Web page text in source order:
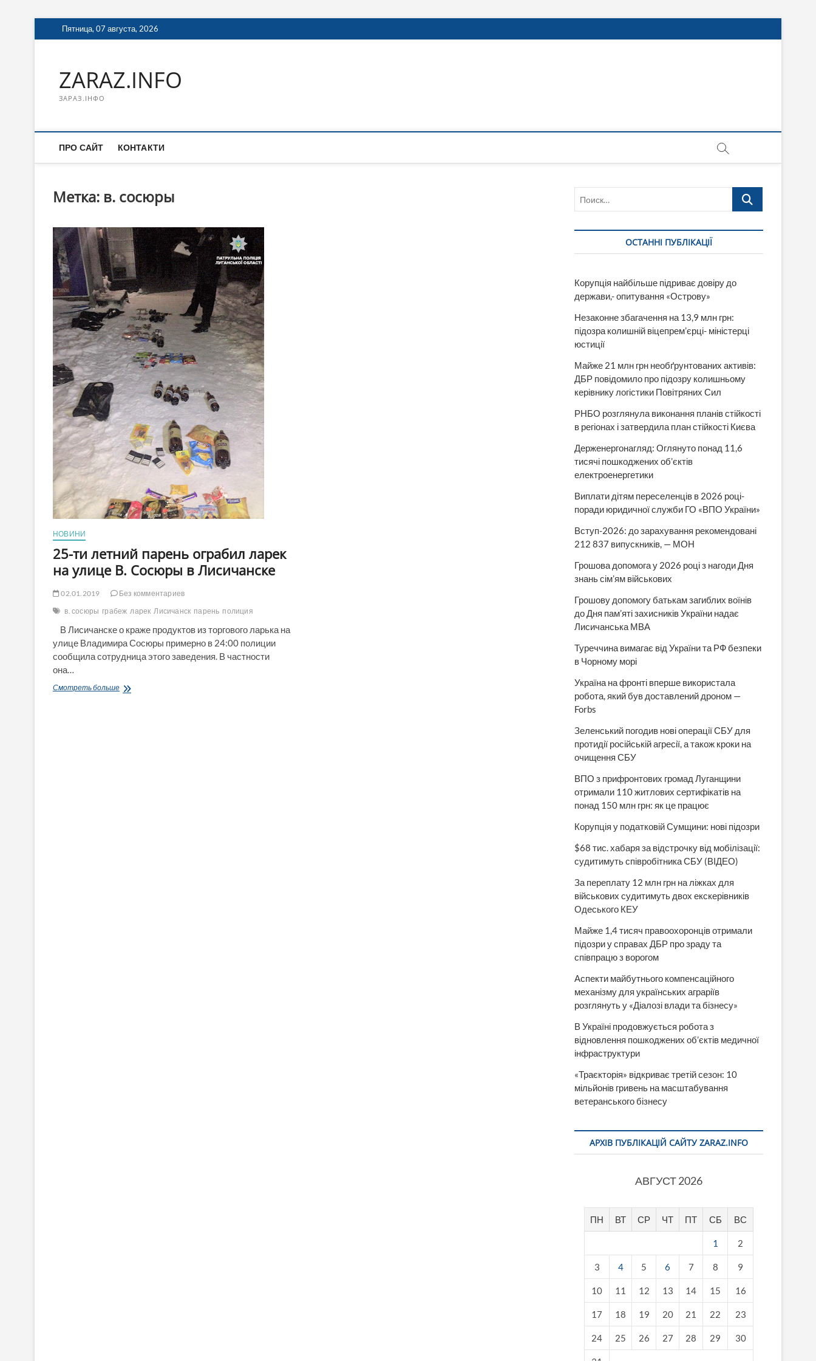
Перейти
к
Пятница, 07 августа, 2026
ZARAZ.INFO
ЗАРАЗ.ІНФО
ПРО САЙТ КОНТАКТИ
Метка: в. сосюры
НОВИНИ
25-ти летний парень ограбил ларек
на улице В. Сосюры в Лисичанске
02.01.2019
Без комментариев
в. сосюры грабеж ларек Лисичанск парень полиция
В Лисичанске о краже продуктов из торгового ларька на
улице Владимира Сосюры примерно в 24:00 полиции
сообщила сотрудница этого заведения. В частности
она…
Смотреть больше25-
Поиск…
ОСТАННІ ПУБЛІКАЦІЇ
Корупція найбільше підриває довіру до
держави,- опитування «Острову»
Незаконне збагачення на 13,9 млн грн:
підозра колишній віцепрем’єрці- міністерці
юстиції
Майже 21 млн грн необґрунтованих активів:
ДБР повідомило про підозру колишньому
керівнику логістики Повітряних Сил
РНБО розглянула виконання планів стійкості
в регіонах і затвердила план стійкості Києва
Держенергонагляд: Оглянуто понад 11,6
тисячі пошкоджених об’єктів
електроенергетики
Виплати дітям переселенців в 2026 році-
поради юридичної служби ГО «ВПО України»
Вступ-2026: до зарахування рекомендовані
212 837 випускників, — МОН
Грошова допомога у 2026 році з нагоди Дня
знань сім’ям військових
Грошову допомогу батькам загиблих воїнів
до Дня пам’яті захисників України надає
Лисичанська МВА
Туреччина вимагає від України та РФ безпеки
в Чорному морі
Україна на фронті вперше використала
робота, який був доставлений дроном —
Forbs
Зеленський погодив нові операції СБУ для
протидії російській агресії, а також кроки на
очищення СБУ
ВПО з прифронтових громад Луганщини
отримали 110 житлових сертифікатів на
понад 150 млн грн: як це працює
Корупція у податковій Сумщини: нові підозри
$68 тис. хабаря за відстрочку від мобілізації:
судитимуть співробітника СБУ (ВІДЕО)
За переплату 12 млн грн на ліжках для
військових судитимуть двох екскерівників
Одеського КЕУ
Майже 1,4 тисяч правоохоронців отримали
підозри у справах ДБР про зраду та
співпрацю з ворогом
Аспекти майбутнього компенсаційного
механізму для українських аграріїв
розглянуть у «Діалозі влади та бізнесу»
В Україні продовжується робота з
відновлення пошкоджених об’єктів медичної
інфраструктури
«Траєкторія» відкриває третій сезон: 10
мільйонів гривень на масштабування
ветеранського бізнесу
АРХІВ ПУБЛІКАЦІЙ САЙТУ ZARAZ.INFO
АВГУСТ 2026
ПН ВТ СР ЧТ ПТ СБ ВС
1 2
3 4 5 6 7 8 9
10 11 12 13 14 15 16
17 18 19 20 21 22 23
24 25 26 27 28 29 30